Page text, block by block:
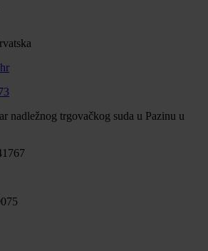
nadležnog trgovačkog suda u Pazinu u